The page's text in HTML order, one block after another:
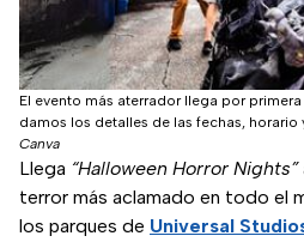
El evento más aterrador llega por
damos los detalles de las fechas, horario
Canva
Llega “Halloween Horror Nights”
terror más aclamado en todo el
los parques de Universal